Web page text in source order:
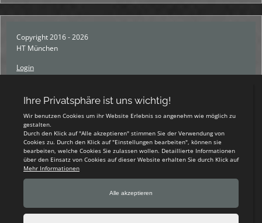
Copyright 2016 - 2026
HT München
Login
Impressum
Datenschutzerklärung
Teamsports 2
Dein Sportverein online